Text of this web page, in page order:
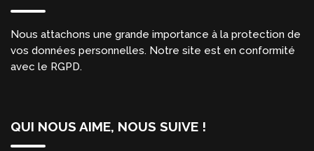
Nous attachons une grande importance à la protection de
vos données personnelles. Notre site est en conformité
avec le RGPD.
QUI NOUS AIME, NOUS SUIVE !